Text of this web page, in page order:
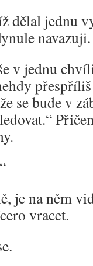
dělal jednu
navazuji.
v jednu
se bude v
je na něm
vracet.